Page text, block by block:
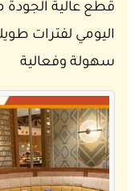
قطع عالية
اليومي لفترات
سهولة وفعالية